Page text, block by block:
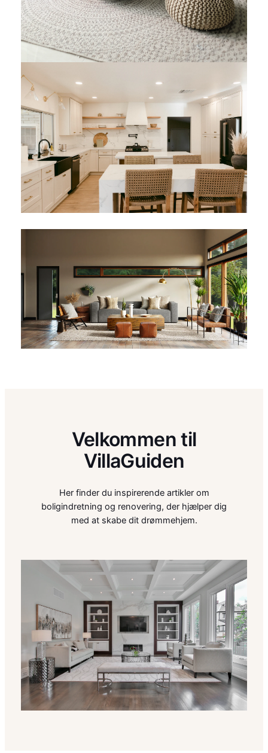
Velkommen til
VillaGuiden
Her finder du inspirerende artikler om
boligindretning og renovering, der hjælper dig
med at skabe dit drømmehjem.